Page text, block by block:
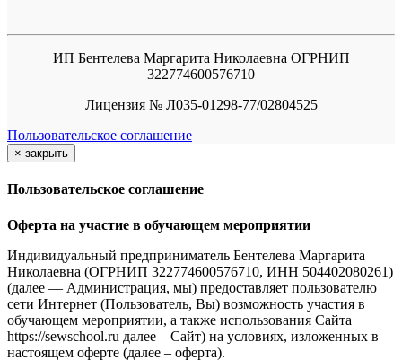
ИП Бентелева Маргарита Николаевна ОГРНИП
322774600576710
Лицензия № Л035-01298-77/02804525
Пользовательское соглашение
× закрыть
Пользовательское соглашение
Оферта на участие в обучающем мероприятии
Индивидуальный предприниматель Бентелева Маргарита
Николаевна (ОГРНИП 322774600576710, ИНН 504402080261)
(далее — Администрация, мы) предоставляет пользователю
сети Интернет (Пользователь, Вы) возможность участия в
обучающем мероприятии, а также использования Сайта
https://sewschool.ru далее – Сайт) на условиях, изложенных в
настоящем оферте (далее – оферта).